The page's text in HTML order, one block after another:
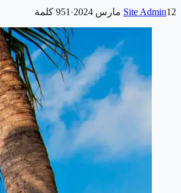
Site Admin12 مارس 2024 ·
951 كلمة